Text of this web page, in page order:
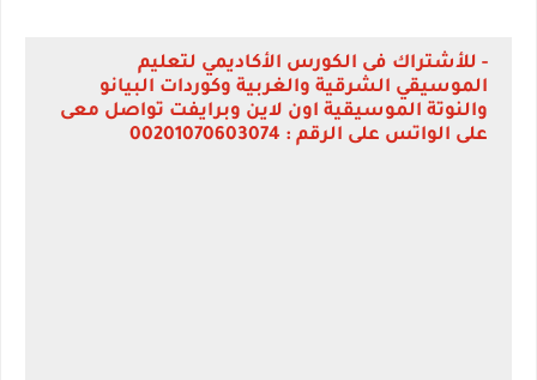
- للأشتراك فى الكورس الأكاديمي لتعليم
الموسيقي الشرقية والغربية وكوردات البيانو
والنوتة الموسيقية اون لاين وبرايفت تواصل معى
على الواتس على الرقم : 00201070603074